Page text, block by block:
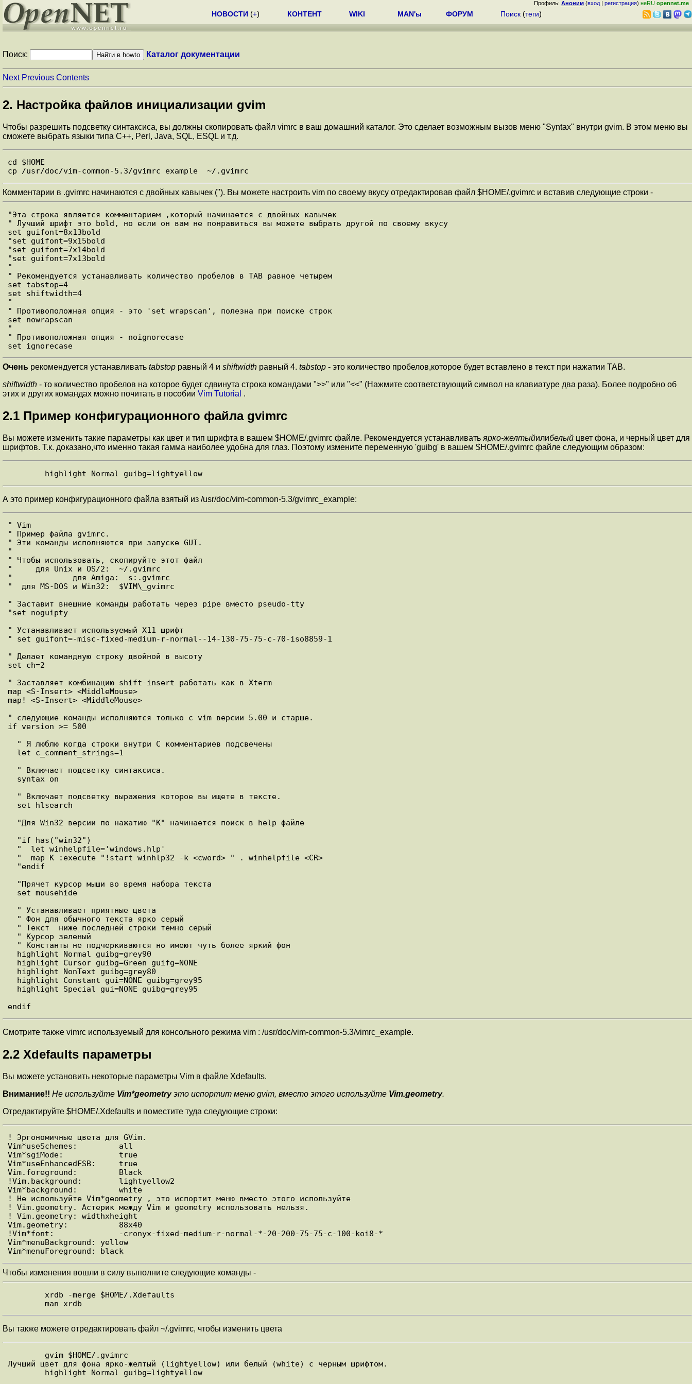
Профиль: Аноним (вход | регистрация) неRU opennet.me
НОВОСТИ (+) КОНТЕНТ WIKI MAN'ы ФОРУМ Поиск (теги)
Поиск: Каталог документации
Next Previous Contents
2. Настройка файлов инициализации gvim
Чтобы разрешить подсветку синтаксиса, вы должны скопировать файл vimrc в ваш домашний каталог. Это сделает возможным вызов меню "Syntax" внутри gvim. В этом меню вы
cможете выбрать языки типа C++, Perl, Java, SQL, ESQL и т.д.
cd $HOME
Комментарии в .gvimrc начинаются с двойных кавычек ("). Вы можете настроить vim по своему вкусу отредактировав файл $HOME/.gvimrc и вставив следующие строки -
"Эта строка является комментарием ,который начинается с двойных кавычек
" Лучший шрифт это bold, но если он вам не понравиться вы можете выбрать другой по своему вкусу
set guifont=8x13bold
"set guifont=9x15bold
"set guifont=7x14bold
"set guifont=7x13bold
"
" Рекомендуется устанавливать количество пробелов в TAB равное четырем
set tabstop=4
set shiftwidth=4
"
" Противоположная опция - это 'set wrapscan', полезна при поиске строк
set nowrapscan
"
" Противоположная опция - noignorecase
Очень рекомендуется устанавливать tabstop равный 4 и shiftwidth равный 4. tabstop - это количество пробелов,которое будет вставлено в текст при нажатии TAB.
shiftwidth - то количество пробелов на которое будет сдвинута строка командами ">>" или "<<" (Нажмите соответствующий символ на клавиатуре два раза). Более подробно об
этих и других командах можно почитать в пособии Vim Tutorial .
2.1 Пример конфигурационного файла gvimrc
Вы можете изменить такие параметры как цвет и тип шрифта в вашем $HOME/.gvimrc файле. Рекомендуется устанавливать ярко-желтыйилибелый цвет фона, и черный цвет для
шрифтов. Т.к. доказано,что именно такая гамма наиболее удобна для глаз. Поэтому измените переменную 'guibg' в вашем $HOME/.gvimrc файле следующим образом:
А это пример конфигурационного файла взятый из /usr/doc/vim-common-5.3/gvimrc_example:
" Vim
" Пример файла gvimrc.
" Эти команды исполняются при запуске GUI.
"
" Чтобы использовать, скопируйте этот файл
"     для Unix и OS/2:  ~/.gvimrc
"             для Amiga:  s:.gvimrc
"  для MS-DOS и Win32:  $VIM\_gvimrc
" Заставит внешние команды работать через pipe вместо pseudo-tty
"set noguipty
" Устанавливает используемый X11 шрифт
" set guifont=-misc-fixed-medium-r-normal--14-130-75-75-c-70-iso8859-1
" Делает командную строку двойной в высоту
set ch=2
" Заставляет комбинацию shift-insert работать как в Xterm
map <S-Insert> <MiddleMouse>
map! <S-Insert> <MiddleMouse>
" следующие команды исполняются только с vim версии 5.00 и старше.
if version >= 500
Смотрите также vimrc используемый для консольного режима vim : /usr/doc/vim-common-5.3/vimrc_example.
2.2 Xdefaults параметры
Вы можете установить некоторые параметры Vim в файле Xdefaults.
Внимание!! Не используйте Vim*geometryэто испортит меню gvim, вместо этого используйте Vim.geometry.
Отредактируйте $HOME/.Xdefaults и поместите туда следующие строки:
! Эргономичные цвета для GVim.
Vim*useSchemes:         all
Vim*sgiMode:            true
Vim*useEnhancedFSB:     true
Vim.foreground:         Black
!Vim.background:        lightyellow2
Vim*background:         white
! Не используйте Vim*geometry , это испортит меню вместо этого используйте
! Vim.geometry. Астерик между Vim и geometry использовать нельзя.
! Vim.geometry: widthxheight
Vim.geometry:           88x40
!Vim*font:              -cronyx-fixed-medium-r-normal-*-20-200-75-75-c-100-koi8-*
Vim*menuBackground: yellow
Чтобы изменения вошли в силу выполните следующие команды -
Вы также можете отредактировать файл ~/.gvimrc, чтобы изменить цвета
Лучший цвет для фона ярко-желтый (lightyellow) или белый (white) с черным шрифтом.